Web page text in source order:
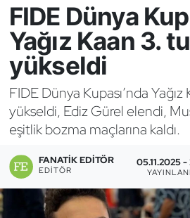
FIDE Dünya
Yağız Kaan 3.
yükseldi
FIDE Dünya Kupası’nda Yağız
yükseldi, Ediz Gürel elendi,
eşitlik bozma maçlarına kaldı.
FANATIK EDITÖR
EDITÖR
05.11.2025 -
Binicilik
Bisiklet
Boks
Briç
Buz Hokeyi